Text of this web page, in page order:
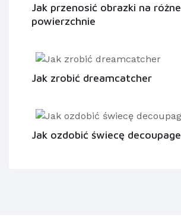
Jak przenosić obrazki na różne
powierzchnie
Jak zrobić dreamcatcher
Jak ozdobić świecę decoupage